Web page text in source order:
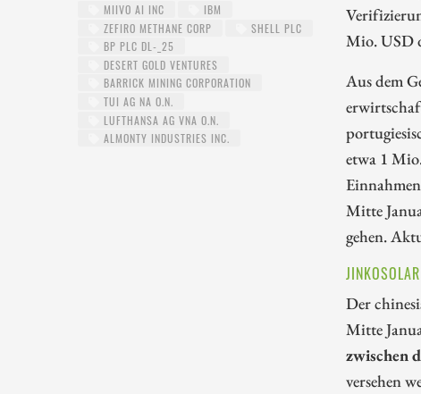
MIIVO AI INC
IBM
ZEFIRO METHANE CORP
SHELL PLC
BP PLC DL-_25
DESERT GOLD VENTURES
BARRICK MINING CORPORATION
TUI AG NA O.N.
LUFTHANSA AG VNA O.N.
ALMONTY INDUSTRIES INC.
Mio. USD
Aus dem
etwa 1
Mitte
gehen.
Der
Mitte
zwischen
versehen